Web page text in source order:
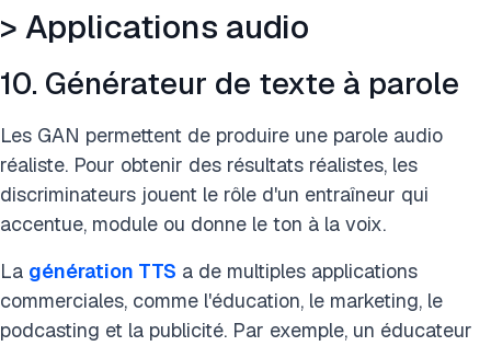
> Applications audio
10. Générateur de texte à parole
Les GAN permettent de produire une parole audio
réaliste. Pour obtenir des résultats réalistes, les
discriminateurs jouent le rôle d'un entraîneur qui
accentue, module ou donne le ton à la voix.
La génération TTS a de multiples applications
commerciales, comme l'éducation, le marketing, le
podcasting et la publicité. Par exemple, un éducateur